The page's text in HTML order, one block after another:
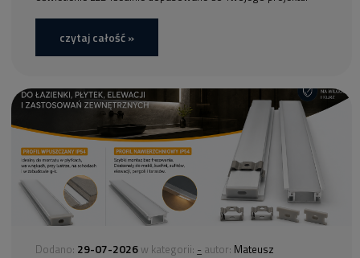
czytaj całość »
Dodano: 29-07-2026 w kategorii: - autor: Mateusz